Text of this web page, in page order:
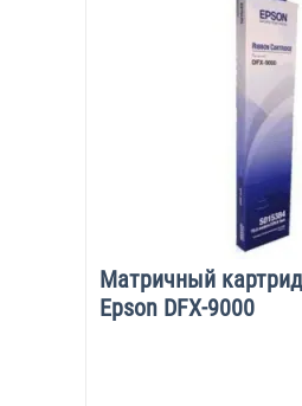
Матричный
Epson DFX-9000